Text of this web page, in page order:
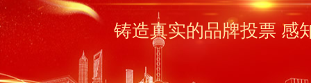
铸造真实的品牌投票 感